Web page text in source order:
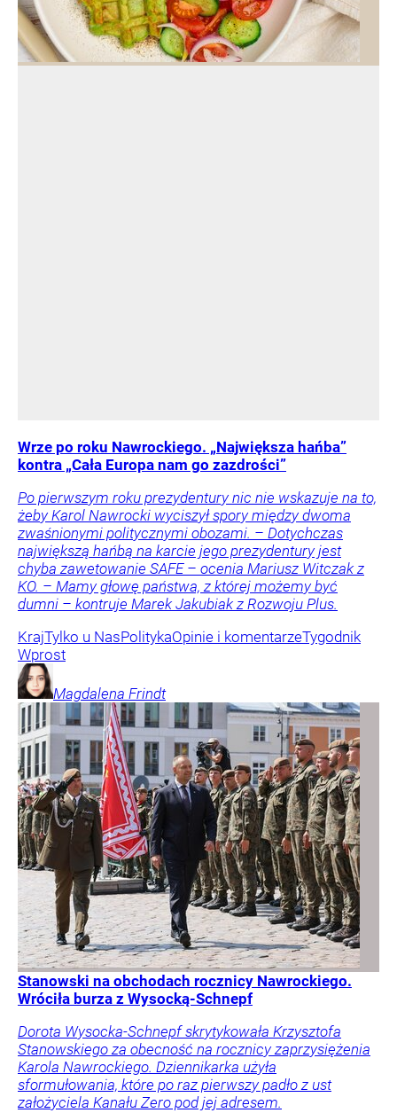
Wrze po roku Nawrockiego. „Największa hańba”
kontra „Cała Europa nam go zazdrości”
Po pierwszym roku prezydentury nic nie wskazuje na to,
żeby Karol Nawrocki wyciszył spory między dwoma
zwaśnionymi politycznymi obozami. – Dotychczas
największą hańbą na karcie jego prezydentury jest
chyba zawetowanie SAFE – ocenia Mariusz Witczak z
KO. – Mamy głowę państwa, z której możemy być
dumni – kontruje Marek Jakubiak z Rozwoju Plus.
KrajTylko u NasPolitykaOpinie i komentarzeTygodnik
Wprost
Magdalena Frindt
Stanowski na obchodach rocznicy Nawrockiego.
Wróciła burza z Wysocką-Schnepf
Dorota Wysocka-Schnepf skrytykowała Krzysztofa
Stanowskiego za obecność na rocznicy zaprzysiężenia
Karola Nawrockiego. Dziennikarka użyła
sformułowania, które po raz pierwszy padło z ust
założyciela Kanału Zero pod jej adresem.